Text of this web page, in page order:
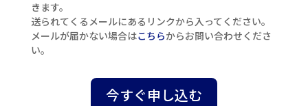
きます。
送られてくるメールにあるリンクから入ってください。
メールが届かない場合はこちらからお問い合わせくださ
い。
今すぐ申し込む